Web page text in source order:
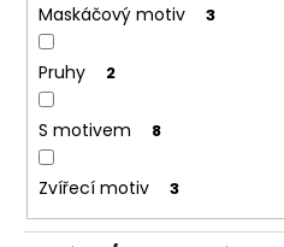
Maskáčový motiv 3
Pruhy 2
S motivem 8
Zvířecí motiv 3